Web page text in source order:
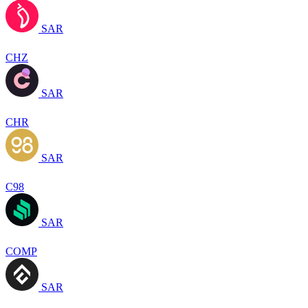
SAR
CHZ
SAR
CHR
SAR
C98
SAR
COMP
SAR